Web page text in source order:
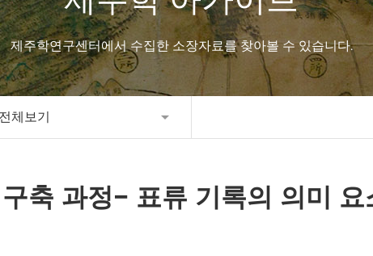
제주학연구센터에서 수집한 소장자료를 찾아볼 수 있습니다.
전체보기
축 과정− 표류 기록의 의미